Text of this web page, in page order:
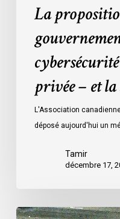
sécurité
La
privée – et
L'Association
déposé aujourd'hui un
Tamir
décembre 17,
Les